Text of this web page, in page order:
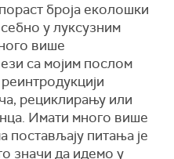
броја еколошки
у луксузним
више
са мојим послом
рециклирању или
Имати много више
постављају питања је
значи да идемо у